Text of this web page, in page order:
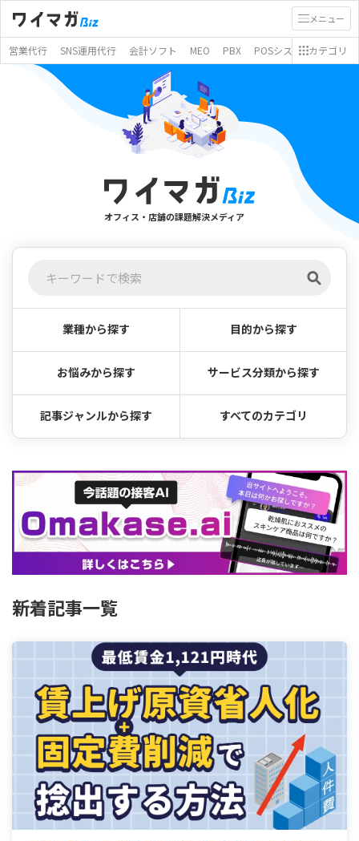
メニュー
営業代行 SNS運用代行 会計ソフト MEO PBX POSシステム モバイ
カテゴリ
オフィス・店舗の課題解決メディア
業種から探す 目的から探す
お悩みから探す サービス分類から探す
記事ジャンルから探す すべてのカテゴリ
新着記事一覧